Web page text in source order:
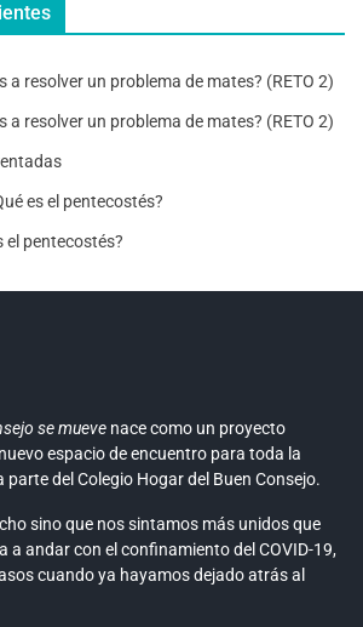
a resolver un problema de mates? (RETO 2)
a resolver un problema de mates? (RETO 2)
es el pentecostés?
el pentecostés?
se mueve nace como un proyecto
espacio de encuentro para toda la
del Colegio Hogar del Buen Consejo.
sino que nos sintamos más unidos que
a andar con el confinamiento del COVID-19,
cuando ya hayamos dejado atrás al